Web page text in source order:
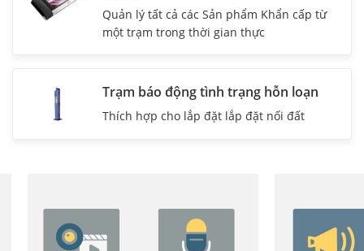
Quản lý tất cả các Sản phẩm Khẩn cấp từ
một trạm trong thời gian thực
Trạm báo động tình trạng hỗn loạn
Thích hợp cho lắp đặt lắp đặt nối đất